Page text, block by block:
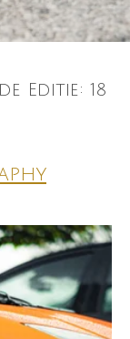
Editie: 18